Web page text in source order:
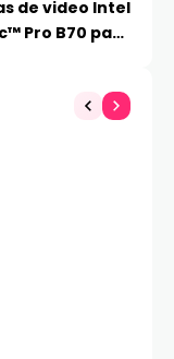
de video Intel
Pro B70 para